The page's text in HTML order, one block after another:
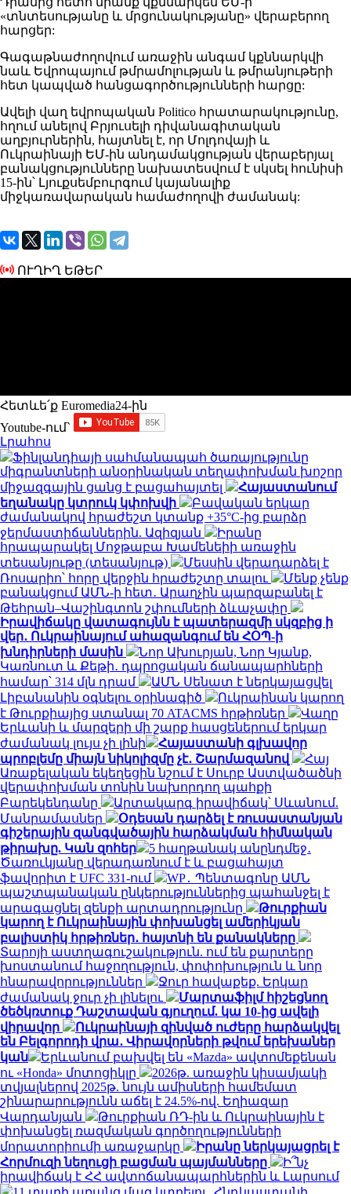
«տնտեսությանը և մրցունակությանը» վերաբերող
հարցեր:
Գագաթնաժողովում առաջին անգամ կքննարկվի
նաև Եվրոպայում թմրամոլության և թմրանյութերի
հետ կապված հանցագործությունների հարցը:
Ավելի վաղ եվրոպական Politico հրատարակությունը,
հղում անելով Բրյուսելի դիվանագիտական ​​
աղբյուրներին, հայտնել է, որ Մոլդովայի և
Ուկրաինայի ԵՄ-ին անդամակցության վերաբերյալ
բանակցությունները նախատեսվում է սկսել հունիսի
15-ին՝ Լյուքսեմբուրգում կայանալիք
միջկառավարական համաժողովի ժամանակ:
ՈՒՂԻՂ ԵԹԵՐ
Հետևե՛ք Euromedia24-ին
Youtube-ում`
Լրահոս
Ֆինլանդիայի սահմանապահ ծառայությունը
միգրանտների անօրինական տեղափոխման խոշոր
միջազգային ցանց է բացահայտել
Հայաստանում
եղանակը կտրուկ կփոխվի
Բավական երկար
ժամանակով հրաժեշտ կտանք +35°C-ից բարձր
ջերմաստիճաններին. Ազիզյան
Իրանը
հրապարակել Մոջթաբա Խամենեիի առաջին
տեսանյութը (տեսանյութ)
Մեսսին վերադարձել է
Ռոսարիո՝ հորը վերջին հրաժեշտը տալու
Մենք չենք
բանակցում ԱՄՆ-ի հետ․ Արաղչին պարզաբանել է
Թեհրան–Վաշինգտոն շփումների ձևաչափը
Իրավիճակը վատագույնն է պատերազմի սկզբից ի
վեր․ Ուկրաինայում ահազանգում են ՀՕՊ-ի
խնդիրների մասին
Նոր Ախուրյան, Նոր Կյանք,
Կառնուտ և Քեթի․ դպրոցական ճանապարհների
համար՝ 314 մլն դրամ
ԱՄՆ Սենատ է ներկայացվել
Լիբանանին օգնելու օրինագիծ
Ուկրաինան կարող
է Թուրքիայից ստանալ 70 ATACMS հրթիռներ
Վաղը
Երևանի և մարզերի մի շարք հասցեներում երկար
ժամանակ լույս չի լինի
Հայաստանի գլխավոր
պրոբլեմը միայն նիկոլիզմը չէ․ Շարմազանով
Հայ
Առաքելական եկեղեցին նշում է Սուրբ Աստվածածնի
վերափոխման տոնին նախորդող պահքի
Բարեկենդանը
Արտակարգ իրավիճակ՝ Սևանում.
Մանրամասներ
Օդեսան դարձել է ռուսաստանյան
գիշերային զանգվածային հարձակման հիմնական
թիրախը. Կան զոհեր
5 հաղթանակ անընդմեջ․
Ծառուկյանը վերադառնում է և բացահայտ
ֆավորիտ է UFC 331-ում
WP․ Պենտագոնը ԱՄՆ
պաշտպանական ընկերություններից պահանջել է
արագացնել զենքի արտադրությունը
Թուրքիան
կարող է Ուկրաինային փոխանցել ամերիկյան
բալիստիկ հրթիռներ․ հայտնի են քանակները
Տարոյի աստղագուշակություն. ում են քարտերը
խոստանում հաջողություն, փոփոխություն և նոր
հնարավորություններ
Ջուր հավաքեք. Երկար
ժամանակ ջուր չի լինելու
Մարտաֆիլմ հիշեցնող
ծեծկռտուք Դաշտավան գյուղում. կա 10-ից ավելի
վիրավոր
Ուկրաինայի զինված ուժերը հարձակվել
են Բելգորոդի վրա․ Վիրավորների թվում երեխաներ
կան
Երևանում բախվել են «Mazda» ավտոմեքենան
ու «Honda» մոտոցիկլը
2026թ. առաջին կիսամյակի
տվյալներով 2025թ. նույն ամիսների համեմատ
շինարարությունն աճել է 24.5%-ով. Եղիազար
Վարդանյան
Թուրքիան ՌԴ-ին և Ուկրաինային է
փոխանցել ռազմական գործողությունների
մորատորիումի առաջարկը
Իրանը ներկայացրել է
Հորմուզի նեղուցի բացման պայմանները
Ի՞նչ
իրավիճակ է ՀՀ ավտոճանապարհներին և Լարսում